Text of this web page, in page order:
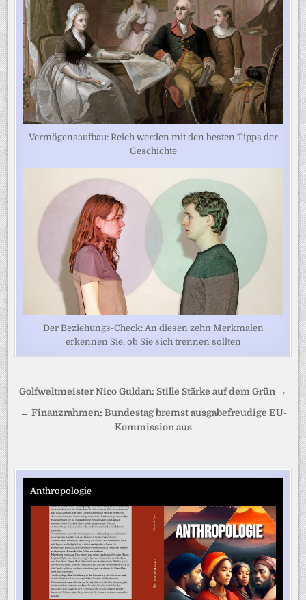
Vermögensaufbau: Reich werden mit den besten Tipps der
Geschichte
Der Beziehungs-Check: An diesen zehn Merkmalen
erkennen Sie, ob Sie sich trennen sollten
Beitragsnavigation
Golfweltmeister Nico Guldan: Stille Stärke auf dem Grün →
← Finanzrahmen: Bundestag bremst ausgabefreudige EU-
Kommission aus
Anthropologie